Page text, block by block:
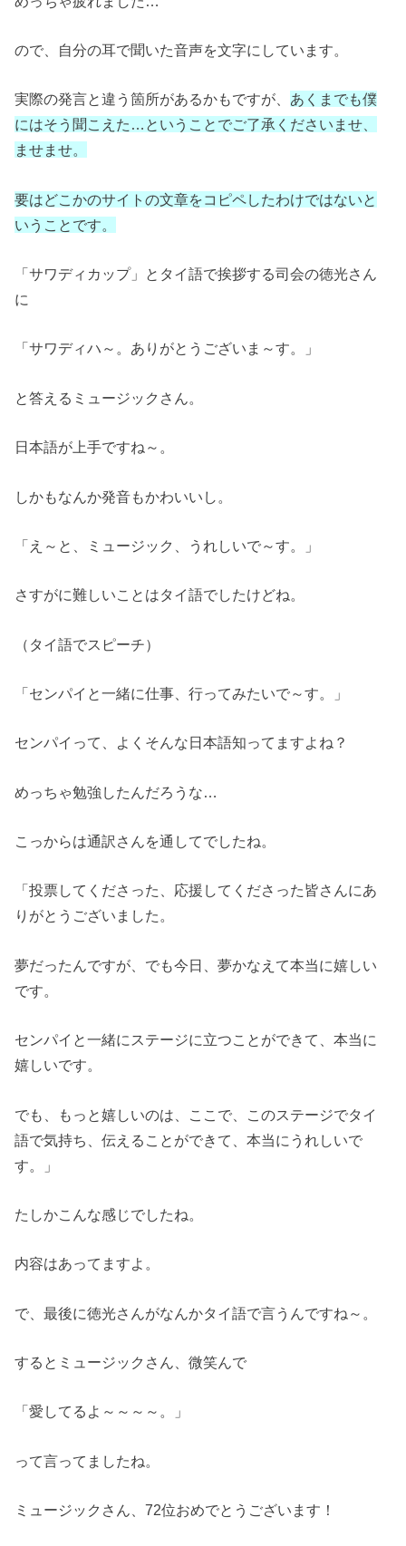
ので、自分の耳で聞いた音声を文字にしています。
実際の発言と違う箇所があるかもですが、 あくまでも僕
にはそう聞こえた…ということでご了承くださいませ、
ませませ。
要はどこかのサイトの文章をコピペしたわけではないと
いうことです。
「サワディカップ」とタイ語で挨拶する司会の徳光さん
に
「サワディハ～。ありがとうございま～す。」
と答えるミュージックさん。
日本語が上手ですね～。
しかもなんか発音もかわいいし。
「え～と、ミュージック、うれしいで～す。」
さすがに難しいことはタイ語でしたけどね。
（タイ語でスピーチ）
「センパイと一緒に仕事、行ってみたいで～す。」
センパイって、よくそんな日本語知ってますよね？
めっちゃ勉強したんだろうな…
こっからは通訳さんを通してでしたね。
「投票してくださった、応援してくださった皆さんにあ
りがとうございました。
夢だったんですが、でも今日、夢かなえて本当に嬉しい
です。
センパイと一緒にステージに立つことができて、本当に
嬉しいです。
でも、もっと嬉しいのは、ここで、このステージでタイ
語で気持ち、伝えることができて、本当にうれしいで
す。」
たしかこんな感じでしたね。
内容はあってますよ。
で、最後に徳光さんがなんかタイ語で言うんですね～。
するとミュージックさん、微笑んで
「愛してるよ～～～～。」
って言ってましたね。
ミュージックさん、72位おめでとうございます！